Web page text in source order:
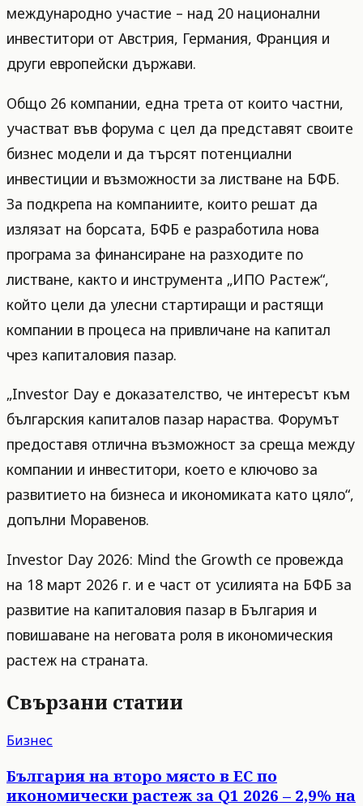
международно участие – над 20 национални
инвеститори от Австрия, Германия, Франция и
други европейски държави.
Общо 26 компании, една трета от които частни,
участват във форума с цел да представят своите
бизнес модели и да търсят потенциални
инвестиции и възможности за листване на БФБ.
За подкрепа на компаниите, които решат да
излязат на борсата, БФБ е разработила нова
програма за финансиране на разходите по
листване, както и инструмента „ИПО Растеж“,
който цели да улесни стартиращи и растящи
компании в процеса на привличане на капитал
чрез капиталовия пазар.
„Investor Day е доказателство, че интересът към
българския капиталов пазар нараства. Форумът
предоставя отлична възможност за среща между
компании и инвеститори, което е ключово за
развитието на бизнеса и икономиката като цяло“,
допълни Моравенов.
Investor Day 2026: Mind the Growth се провежда
на 18 март 2026 г. и е част от усилията на БФБ за
развитие на капиталовия пазар в България и
повишаване на неговата роля в икономическия
растеж на страната.
Свързани статии
Бизнес
България на второ място в ЕС по
икономически растеж за Q1 2026 – 2,9% на